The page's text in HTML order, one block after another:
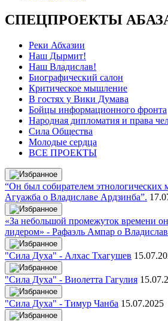
СПЕЦПРОЕКТЫ
Реки Абхазии
Наш Дырмит!
Наш Владислав!
Биографический салон
Критическое мышление
В гостях у Вики Думава
Бойцы информационного фронта
Народная дипломатия и права
Сила Общества
Молодые сердца
ВСЕ ПРОЕКТЫ
“Он был собирателем этнологических
Агуажба о Владиславе Ардзинба”.
«За небольшой промежуток времени
лидером» - Рафаэль Ампар о
"Сила Духа" - Алхас Тхагушев
"Сила Духа" - Виолетта Гагулия
"Сила Духа" - Тимур Чанба 15.07.2025